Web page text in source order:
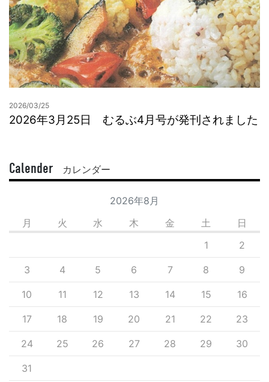
2026/03/25
2026年3月25日 むるぶ4月号が発刊されました
Calender カレンダー
2026年8月
月
火 水 木 金 土 日
1 2
3 4 5 6 7 8 9
10 11 12 13 14 15 16
17 18 19 20 21 22 23
24 25 26 27 28 29 30
31